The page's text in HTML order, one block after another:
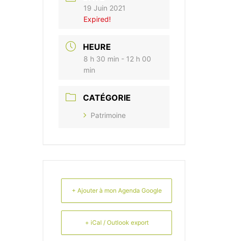
19 Juin 2021
Expired!
HEURE
8 h 30 min - 12 h 00
min
CATÉGORIE
Patrimoine
+ Ajouter à mon Agenda Google
+ iCal / Outlook export